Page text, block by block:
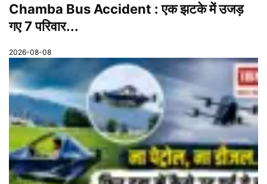
Chamba Bus Accident : एक झटके में उजड़
गए 7 परिवार...
2026-08-08